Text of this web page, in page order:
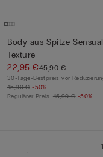
Body aus Spitze Sensual
Texture
22,95 €45,90 €
30-Tage-Bestpreis vor
45,90 € -50%
Regulärer Preis: 45,90 € -50%